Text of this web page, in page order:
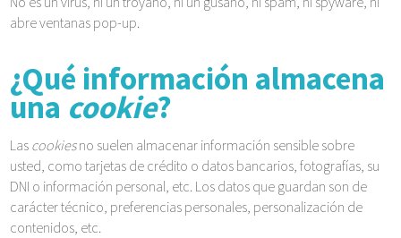
abre ventanas pop-up.
¿Qué información almacena
una cookie?
Las cookiesno suelen almacenar información sensible sobre
usted, como tarjetas de crédito o datos bancarios, fotografías, su
DNI o información personal, etc. Los datos que guardan son de
carácter técnico, preferencias personales, personalización de
contenidos, etc.